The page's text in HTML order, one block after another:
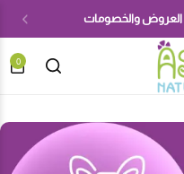
العروض والخصومات
0